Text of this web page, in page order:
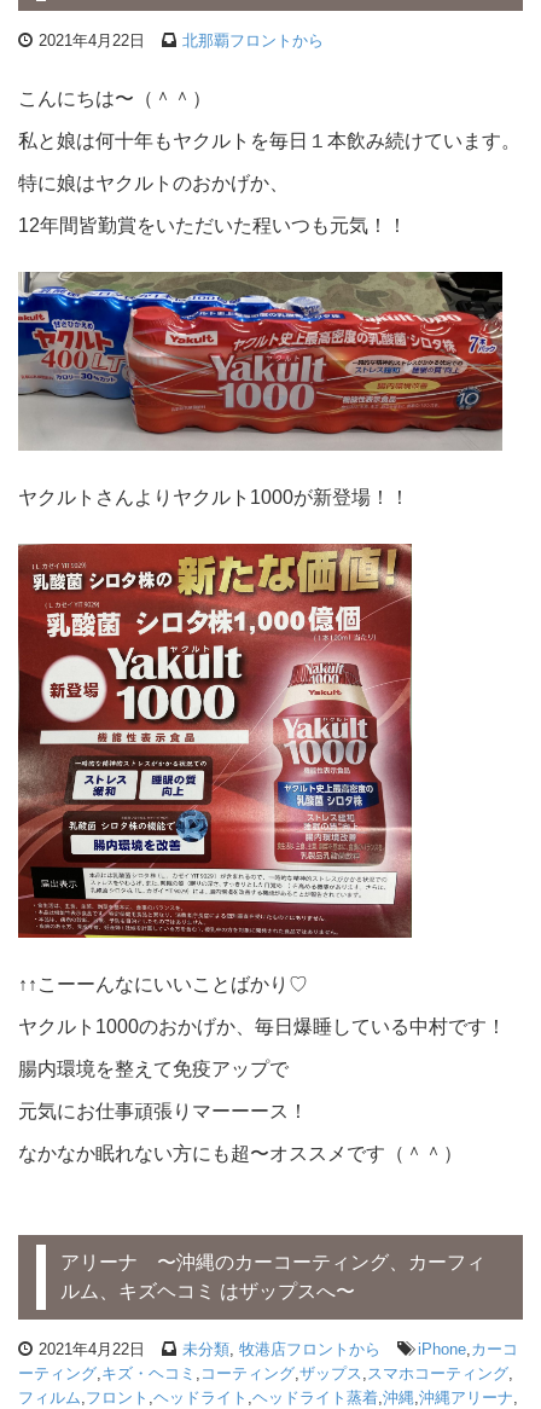
2021年4月22日 北那覇フロントから
こんにちは〜（＾＾）
私と娘は何十年もヤクルトを毎日１本飲み続けています。
特に娘はヤクルトのおかげか、
12年間皆勤賞をいただいた程いつも元気！！
ヤクルトさんよりヤクルト1000が新登場！！
↑↑こーーんなにいいことばかり♡
ヤクルト1000のおかげか、毎日爆睡している中村です！
腸内環境を整えて免疫アップで
元気にお仕事頑張りマーーース！
なかなか眠れない方にも超〜オススメです（＾＾）
アリーナ 〜沖縄のカーコーティング、カーフィ
ルム、キズヘコミ はザップスへ〜
2021年4月22日 未分類, 牧港店フロントから iPhone,カーコ
ーティング,キズ・ヘコミ , コーティング,ザップス,スマホコーティング,
フィルム,フロント ,ヘッドライト ,ヘッドライト蒸着,沖縄,沖縄アリーナ,